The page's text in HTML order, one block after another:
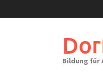
to
Bildung für